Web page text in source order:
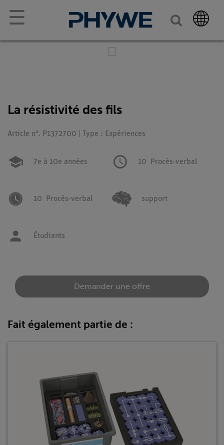
☰
La résistivité des fils
Article n°. P1372700 | Type : Expériences
7e à 10e années 10 Procès-verbal
10 Procès-verbal support
Étudiants
Demander une offre
Fait également partie de :